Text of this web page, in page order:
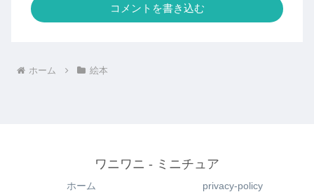
コメントを書き込む
ホーム 絵本
ワニワニ - ミニチュア
ホーム
privacy-policy